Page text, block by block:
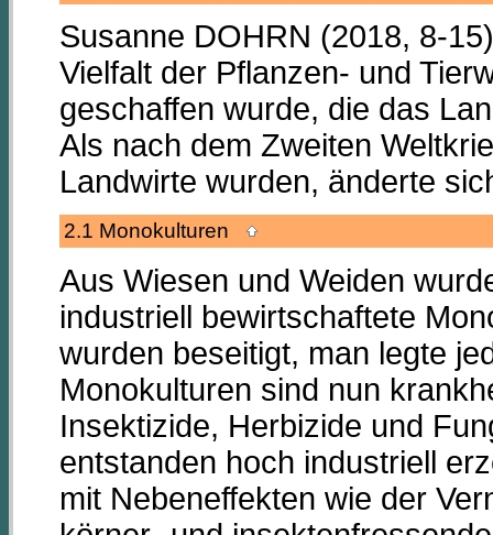
Susanne DOHRN (2018, 8-
Vielfalt der Pflanzen- und
geschaffen wurde, die das
Als nach dem Zweiten
Landwirte wurden, änderte
2.1 Monokulturen
Aus Wiesen und Weiden
industriell bewirtschaftete
wurden beseitigt, man legte
Monokulturen sind nun
Insektizide, Herbizide und
entstanden hoch industriell
mit Nebeneffekten wie der